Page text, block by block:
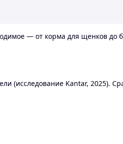
— от корма для щенков до
(исследование Kantar, 2025).